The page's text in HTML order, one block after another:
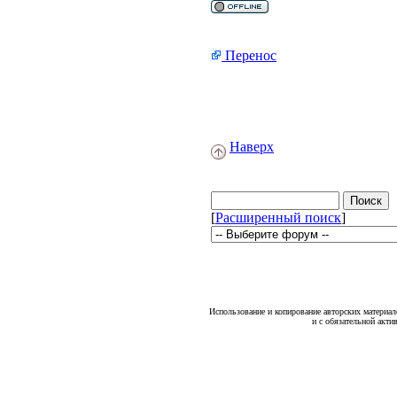
Перенос
Наверх
[Расширенный поиск]
Использование и копирование авторских
и с обязательной